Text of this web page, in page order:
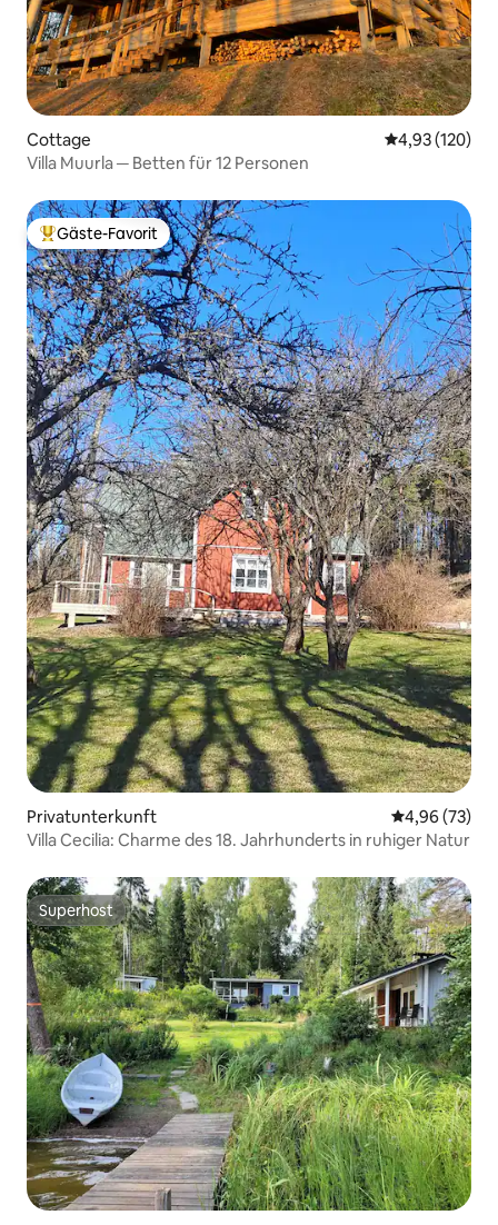
Cottage
4,93 (120)
Villa Muurla ─ Betten für 12 Personen
Beliebter Gäste-Favorit.
Gäste-Favorit
Privatunterkunft
4,96 (73)
Villa Cecilia: Charme des 18. Jahrhunderts in ruhiger Natur
Superhost
Superhost